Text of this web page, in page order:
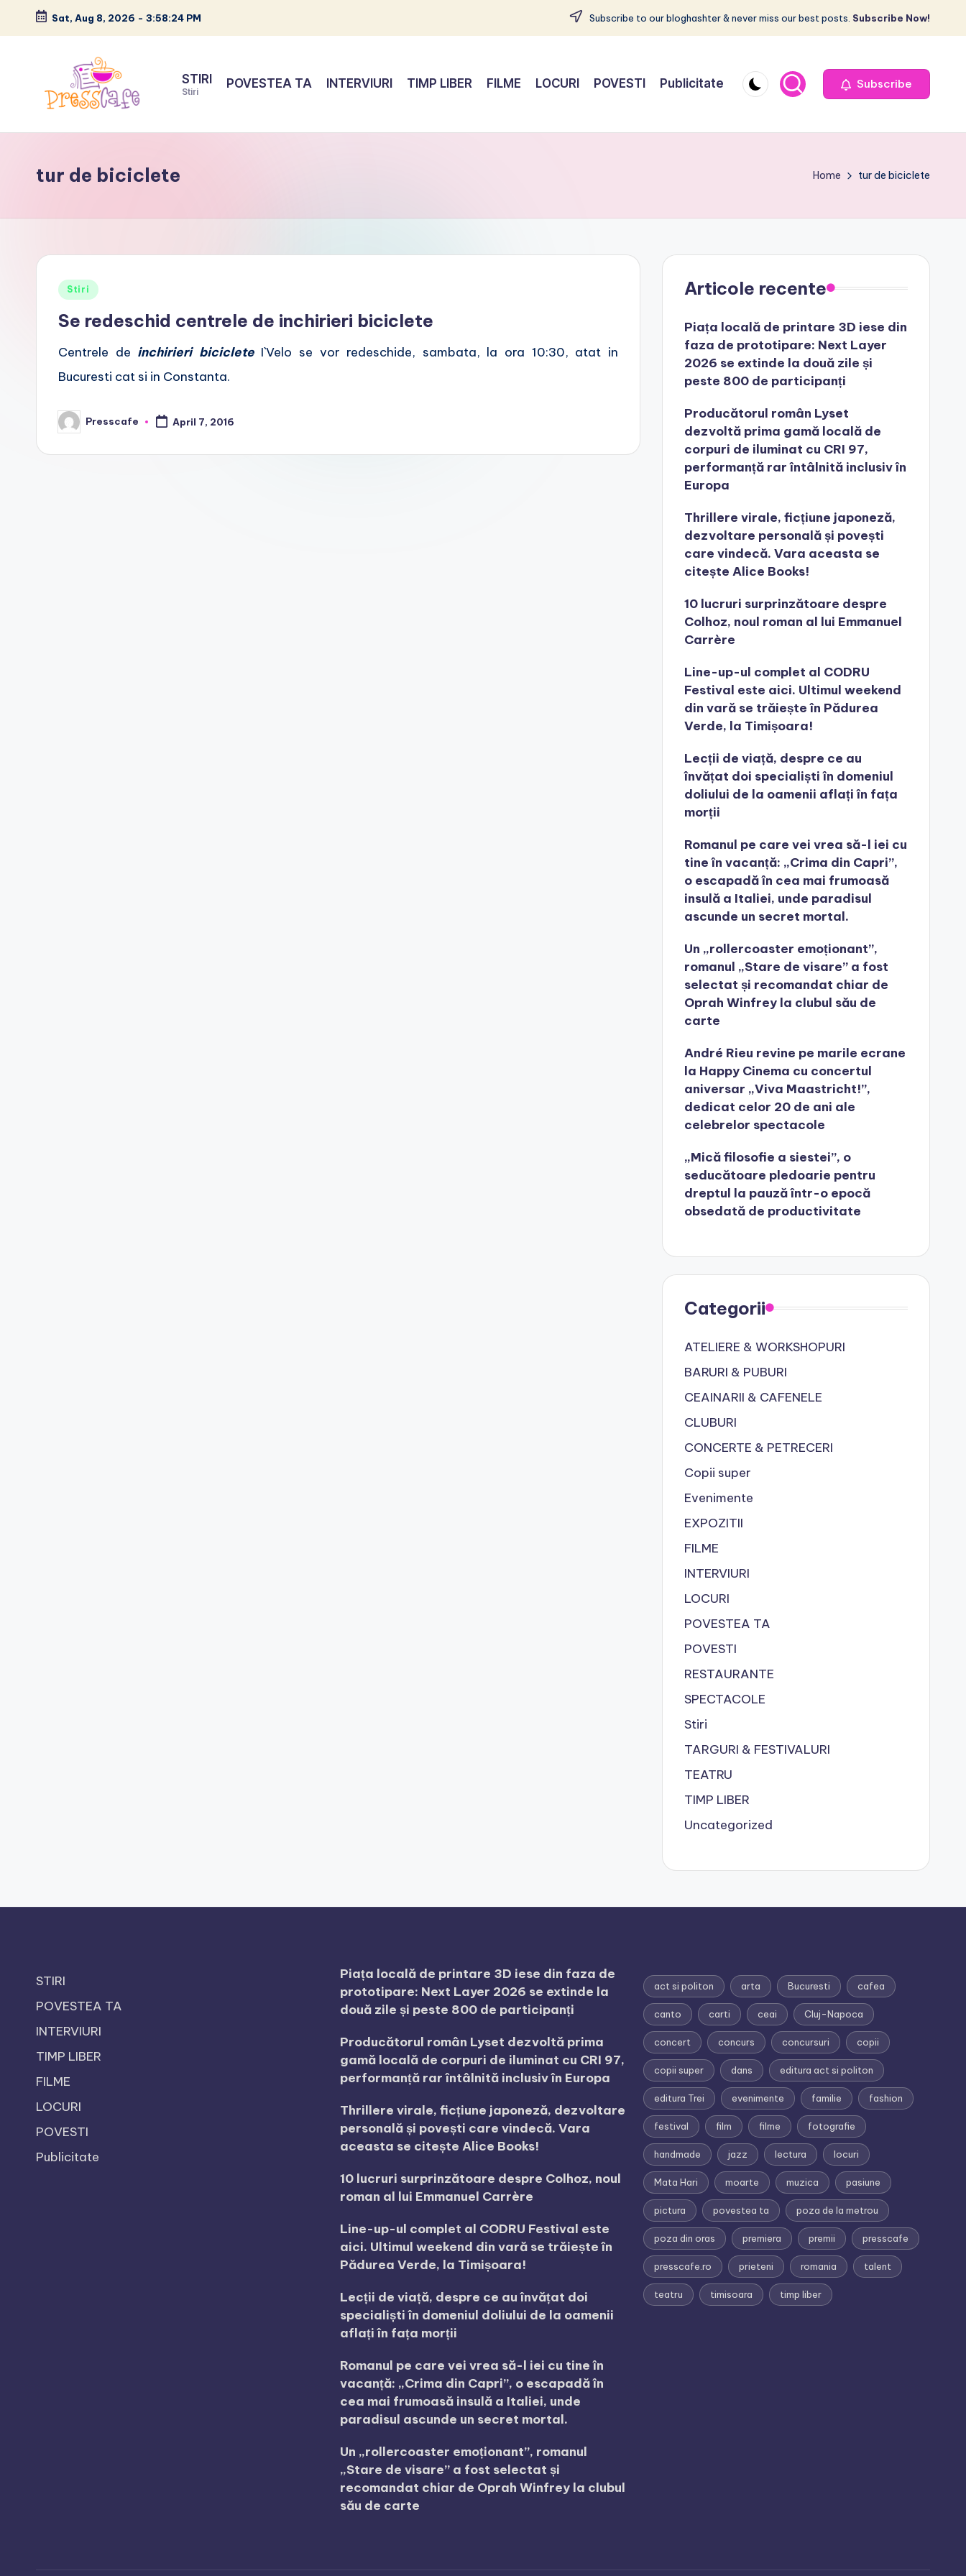
Skip
content
Sat, Aug 8, 2026 - 3:58:25 PM Subscribe to our bloghashter & never miss our best posts. Subscribe Now!
P
e
s
s
o
urbane
STIRI
Stiri
POVESTEA TA INTERVIURI TIMP LIBER FILME LOCURI POVESTI Publicitate Subscribe
tur de biciclete Home tur de biciclete
Posted
Stiri
Se redeschid centrele de inchirieri biciclete
Centrele de inchirieri bicicleteI`Velo se vor redeschide, sambata, la ora 10:30, atat in
Bucuresti cat si in Constanta.
Posted
by
Presscafe April 7, 2016
Articole recente
Piața locală de printare 3D iese din
faza de prototipare: Next Layer
2026 se extinde la două zile și
peste 800 de participanți
Producătorul român Lyset
dezvoltă prima gamă locală de
corpuri de iluminat cu CRI 97,
performanță rar întâlnită inclusiv în
Europa
Thrillere virale, ficțiune japoneză,
dezvoltare personală și povești
care vindecă. Vara aceasta se
citește Alice Books!
10 lucruri surprinzătoare despre
Colhoz, noul roman al lui Emmanuel
Carrère
Line-up-ul complet al CODRU
Festival este aici. Ultimul weekend
din vară se trăiește în Pădurea
Verde, la Timișoara!
Lecții de viață, despre ce au
învățat doi specialiști în domeniul
doliului de la oamenii aflați în fața
morții
Romanul pe care vei vrea să-l iei cu
tine în vacanță: „Crima din Capri”,
o escapadă în cea mai frumoasă
insulă a Italiei, unde paradisul
ascunde un secret mortal.
Un „rollercoaster emoționant”,
romanul „Stare de visare” a fost
selectat și recomandat chiar de
Oprah Winfrey la clubul său de
carte
André Rieu revine pe marile ecrane
la Happy Cinema cu concertul
aniversar „Viva Maastricht!”,
dedicat celor 20 de ani ale
celebrelor spectacole
„Mică filosofie a siestei”, o
seducătoare pledoarie pentru
dreptul la pauză într-o epocă
obsedată de productivitate
Categorii
ATELIERE & WORKSHOPURI
BARURI & PUBURI
CEAINARII & CAFENELE
CLUBURI
CONCERTE & PETRECERI
Copii super
Evenimente
EXPOZITII
FILME
INTERVIURI
LOCURI
POVESTEA TA
POVESTI
RESTAURANTE
SPECTACOLE
Stiri
TARGURI & FESTIVALURI
TEATRU
TIMP LIBER
Uncategorized
STIRI
POVESTEA TA
INTERVIURI
TIMP LIBER
FILME
LOCURI
POVESTI
Publicitate
Piața locală de printare 3D iese din faza de
prototipare: Next Layer 2026 se extinde la
două zile și peste 800 de participanți
Producătorul român Lyset dezvoltă prima
gamă locală de corpuri de iluminat cu CRI 97,
performanță rar întâlnită inclusiv în Europa
Thrillere virale, ficțiune japoneză, dezvoltare
personală și povești care vindecă. Vara
aceasta se citește Alice Books!
10 lucruri surprinzătoare despre Colhoz, noul
roman al lui Emmanuel Carrère
Line-up-ul complet al CODRU Festival este
aici. Ultimul weekend din vară se trăiește în
Pădurea Verde, la Timișoara!
Lecții de viață, despre ce au învățat doi
specialiști în domeniul doliului de la oamenii
aflați în fața morții
Romanul pe care vei vrea să-l iei cu tine în
vacanță: „Crima din Capri”, o escapadă în
cea mai frumoasă insulă a Italiei, unde
paradisul ascunde un secret mortal.
Un „rollercoaster emoționant”, romanul
„Stare de visare” a fost selectat și
recomandat chiar de Oprah Winfrey la clubul
său de carte
act si politon arta Bucuresti cafea
canto carti ceai Cluj-Napoca
concert concurs concursuri copii
copii super dans editura act si politon
editura Trei evenimente familie fashion
festival film filme fotografie
handmade jazz lectura locuri
Mata Hari moarte muzica pasiune
pictura povestea ta poza de la metrou
poza din oras premiera premii presscafe
presscafe.ro prieteni romania talent
teatru timisoara timp liber